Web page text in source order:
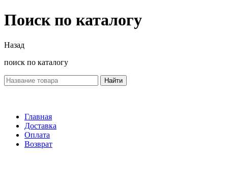
Поиск по каталогу
Назад
поиск по каталогу
Найти
Главная
Доставка
Оплата
Возврат